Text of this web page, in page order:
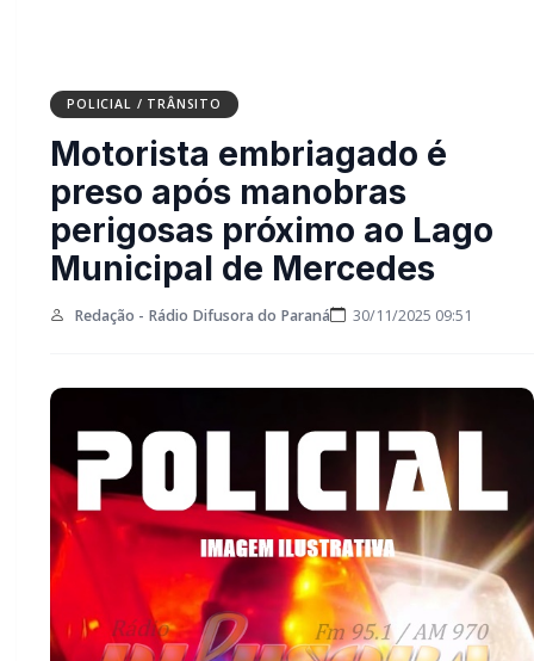
POLICIAL / TRÂNSITO
Motorista embriagado é
preso após manobras
perigosas próximo ao Lago
Municipal de Mercedes
Redação - Rádio Difusora do Paraná